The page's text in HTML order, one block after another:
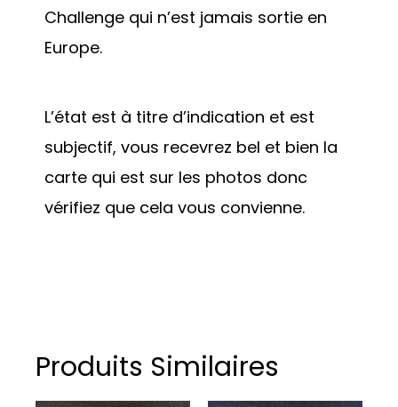
Challenge qui n’est jamais sortie en
Europe.
L’état est à titre d’indication et est
subjectif, vous recevrez bel et bien la
carte qui est sur les photos donc
vérifiez que cela vous convienne.
Produits Similaires